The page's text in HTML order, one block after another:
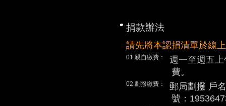
捐款辦法
請先將本認捐清單於線
01.親自繳費：
週一至週五
費。
02.劃撥繳費：
郵局劃撥 戶
號：